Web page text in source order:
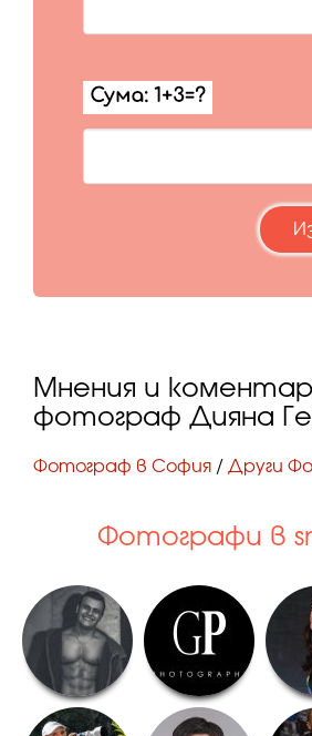
Мнения и
фотограф Дияна
Фотограф в София / Други
Фотографи в